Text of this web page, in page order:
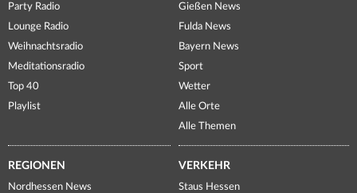
Party Radio
Lounge Radio
Weihnachtsradio
Meditationsradio
Top 40
Playlist
Gießen News
Fulda News
Bayern News
Sport
Wetter
Alle Orte
Alle Themen
REGIONEN
Nordhessen News
VERKEHR
Staus Hessen